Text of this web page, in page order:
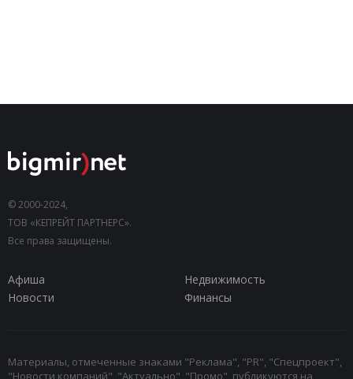
© 2000-2024,
ТОВ «КЕПРЕЙТ ПАРТНЕРС».
Все права защищены.
Афиша
Недвижимость
Новости
Финансы
Материалы, отмеченные знаками "Реклама", "PR", "Спецпроект",
"Новости компаний", "Актуально", "Промо", публикуются на